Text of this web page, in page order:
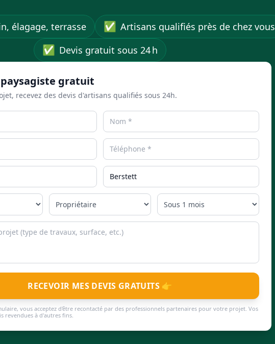
élagage, terrasse ✅ Artisans qualifiés près de chez vous
✅ Devis gratuit sous 24 h
gratuit
recevez des devis d'artisans qualifiés sous 24h.
RECEVOIR MES DEVIS GRATUITS 👉
vous acceptez d'être recontacté par des professionnels partenaires pour votre projet. Vos
revendues à d'autres fins.